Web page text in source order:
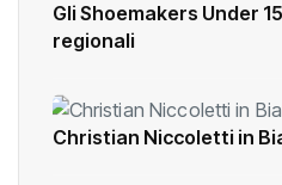
Gli Shoemakers Under
regionali
Christian Niccoletti in